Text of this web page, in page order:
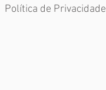
Política de Privacidade